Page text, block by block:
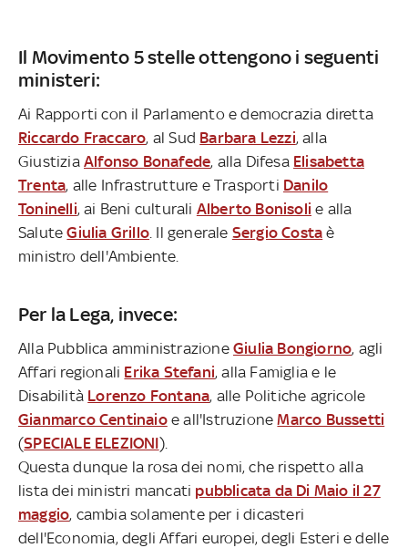
Il Movimento 5 stelle ottengono i seguenti
ministeri:
Ai Rapporti con il Parlamento e democrazia diretta
Riccardo Fraccaro, al Sud Barbara Lezzi, alla
Giustizia Alfonso Bonafede, alla Difesa Elisabetta
Trenta, alle Infrastrutture e Trasporti Danilo
Toninelli, ai Beni culturali Alberto Bonisoli e alla
SaluteGiulia Grillo . Il generale Sergio Costa è
ministro dell'Ambiente.
Per la Lega, invece:
Alla Pubblica amministrazione Giulia Bongiorno, agli
Affari regionali Erika Stefani, alla Famiglia e le
Disabilità Lorenzo Fontana, alle Politiche agricole
Gianmarco Centinaioe all'IstruzioneMarco Bussetti
(SPECIALE ELEZIONI).
Questa dunque la rosa dei nomi, che rispetto alla
lista dei ministri mancati pubblicata da Di Maio il 27
maggio, cambia solamente per i dicasteri
dell'Economia, degli Affari europei, degli Esteri e delle